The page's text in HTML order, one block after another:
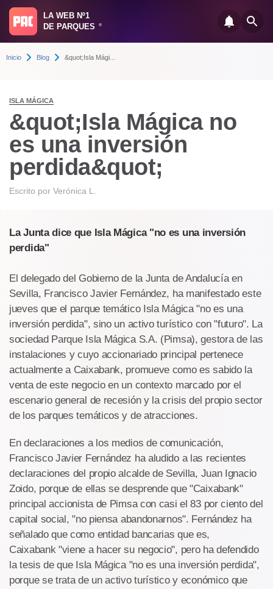
LA WEB Nº1
DE PARQUES
®
Inicio Blog &quot;Isla Mági...
ISLA MÁGICA
&quot;Isla Mágica no
es una inversión
perdida&quot;
Escrito por Verónica L.
La Junta dice que Isla Mágica "no es una inversión
perdida"
El delegado del Gobierno de la Junta de Andalucía en
Sevilla, Francisco Javier Fernández, ha manifestado este
jueves que el parque temático Isla Mágica "no es una
inversión perdida", sino un activo turístico con "futuro". La
sociedad Parque Isla Mágica S.A. (Pimsa), gestora de las
instalaciones y cuyo accionariado principal pertenece
actualmente a Caixabank, promueve como es sabido la
venta de este negocio en un contexto marcado por el
escenario general de recesión y la crisis del propio sector
de los parques temáticos y de atracciones.
En declaraciones a los medios de comunicación,
Francisco Javier Fernández ha aludido a las recientes
declaraciones del propio alcalde de Sevilla, Juan Ignacio
Zoido, porque de ellas se desprende que "Caixabank"
principal accionista de Pimsa con casi el 83 por ciento del
capital social, "no piensa abandonarnos". Fernández ha
señalado que como entidad bancarias que es,
Caixabank "viene a hacer su negocio", pero ha defendido
la tesis de que Isla Mágica "no es una inversión perdida",
porque se trata de un activo turístico y económico que